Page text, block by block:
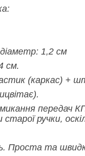
1,2 см
см.
(каркас) +
передач
старої ручки,
Проста та